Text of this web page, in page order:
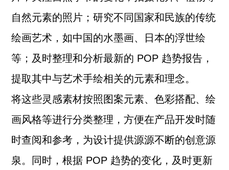
自然元素的照片；研究不同国家和民族的传统
绘画艺术，如中国的水墨画、日本的浮世绘
等；及时整理和分析最新的 POP 趋势报告，
提取其中与艺术手绘相关的元素和理念。
将这些灵感素材按照图案元素、色彩搭配、绘
画风格等进行分类整理，方便在产品开发时随
时查阅和参考，为设计提供源源不断的创意源
泉。同时，根据 POP 趋势的变化，及时更新